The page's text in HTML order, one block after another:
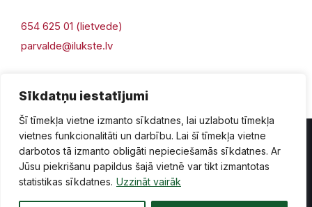
Sīkdatņu iestatījumi
Šī tīmekļa vietne izmanto sīkdatnes, lai uzlabotu tīmekļa
vietnes funkcionalitāti un darbību. Lai šī tīmekļa vietne
darbotos tā izmanto obligāti nepieciešamās sīkdatnes. Ar
Jūsu piekrišanu papildus šajā vietnē var tikt izmantotas
statistikas sīkdatnes. Uzzināt vairāk
654 625 01 (lietvede)
parvalde@ilukste.lv
Privātuma politika Piekļūstamība
Lapas karte